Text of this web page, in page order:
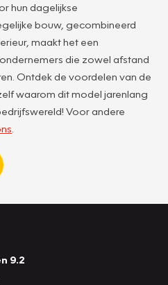
hun dagelijkse
bouw, gecombineerd
maakt het een
die zowel afstand
Ontdek de voordelen van de
waarom dit model jarenlang
Voor andere
9.2